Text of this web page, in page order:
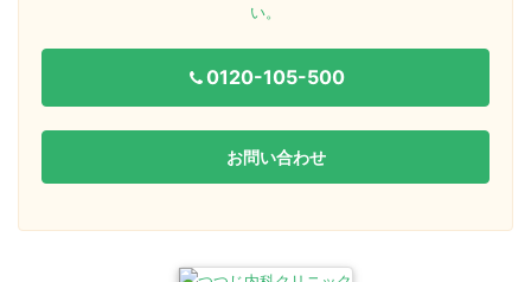
い。
0120-105-500
お問い合わせ